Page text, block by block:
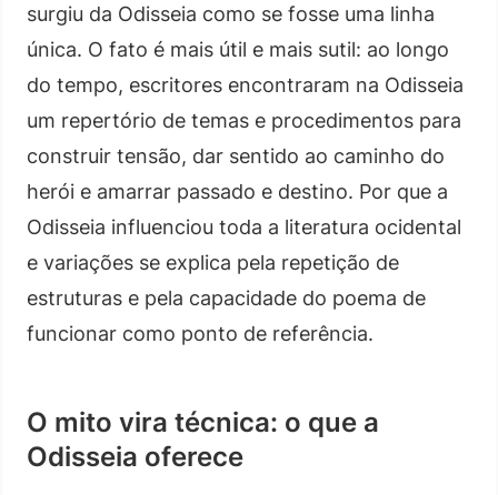
surgiu da Odisseia como se fosse uma linha
única. O fato é mais útil e mais sutil: ao longo
do tempo, escritores encontraram na Odisseia
um repertório de temas e procedimentos para
construir tensão, dar sentido ao caminho do
herói e amarrar passado e destino. Por que a
Odisseia influenciou toda a literatura ocidental
e variações se explica pela repetição de
estruturas e pela capacidade do poema de
funcionar como ponto de referência.
O mito vira técnica: o que a
Odisseia oferece